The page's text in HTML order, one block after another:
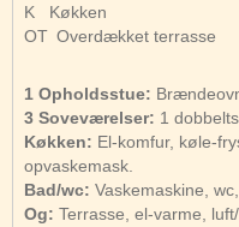
K
Køkken
OT Overdækket terrasse
1 Opholdsstue:
3 Soveværelser: 1
Køkken: El-komfur, køle-
opvaskemask.
Bad/wc: Vaskemaskine,
Og: Terrasse, el-varme,